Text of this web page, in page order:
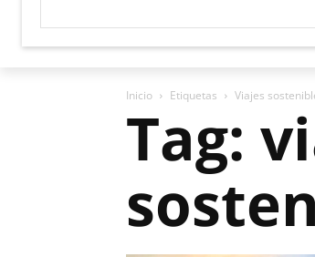
Inicio Etiquetas Viajes
Tag: